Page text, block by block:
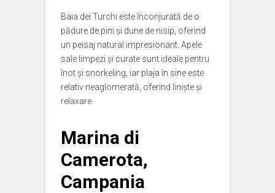
Baia dei Turchi este înconjurată de o
pădure de pini și dune de nisip, oferind
un peisaj natural impresionant. Apele
sale limpezi și curate sunt ideale pentru
înot și snorkeling, iar plaja în sine este
relativ neaglomerată, oferind liniște și
relaxare.
Marina di
Camerota,
Campania